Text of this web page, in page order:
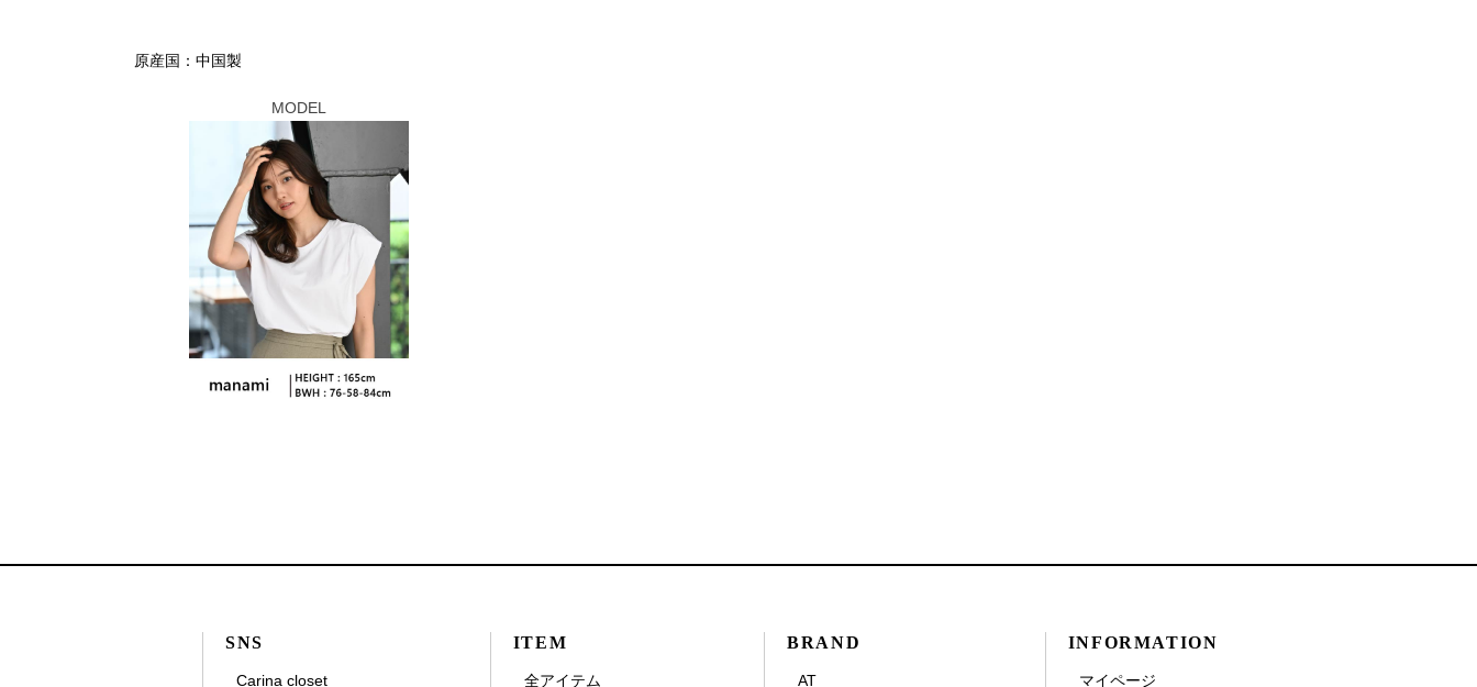
原産国：中国製
MODEL
SNS
Carina closet
ITEM
全アイテム
BRAND
AT
INFORMATION
マイページ